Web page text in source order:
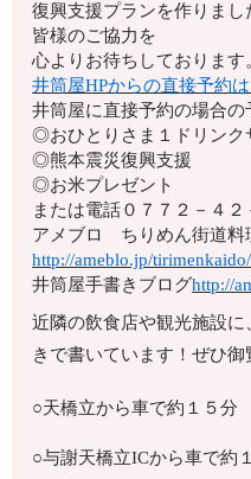
復興支援プランを作りまし
皆様のご協力を
心よりお待ちしております
井筒屋HPからの直接予約
井筒屋に直接予約の場合の
◎おひとりさま１ドリンク
◎熊本震災復興支援
◎お米プレゼント
または電話０７７２－４２
アメブロ ちりめん街道料
http://ameblo.jp/tirimenkaido/
井筒屋手書きブログhttp://
近隣の飲食店や観光施設
きで書いています！ぜひ御
○天橋立から車で約１５分
○与謝天橋立ICから車で約